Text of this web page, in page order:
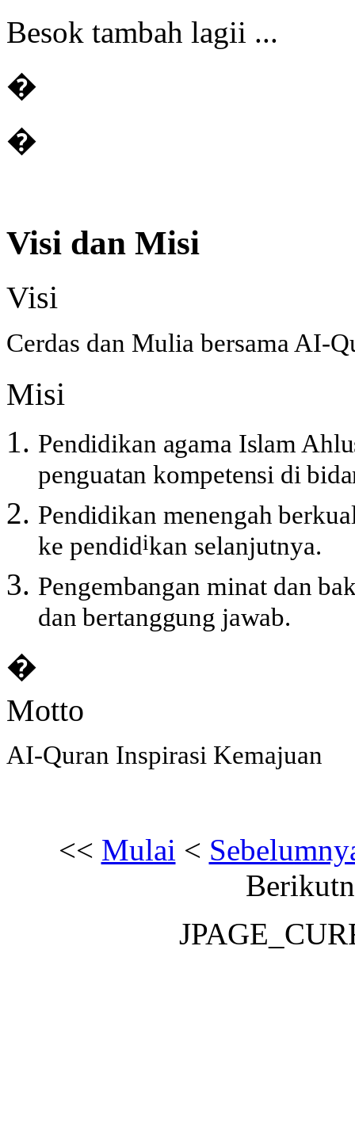
Besok tambah lagii ...
�
�
Visi dan Misi
Visi
Cerdas dan Mulia bersama AI-
Misi
Pendidikan agama Islam
penguatan kompetensi di
Pendidikan menengah
ke pendidikan selanjutnya.
Pengembangan minat dan
dan bertanggung jawab.
�
Motto
AI-Quran Inspirasi Kemajuan
<< Mulai <